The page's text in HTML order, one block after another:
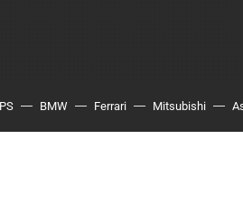
BMW Ferrari Mitsubishi